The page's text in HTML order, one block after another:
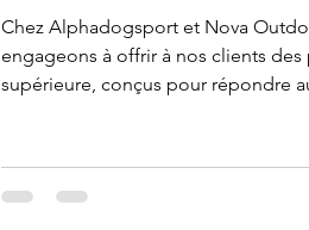
Chez Alphadogsport et Nova
engageons à offrir à nos clients
supérieure, conçus pour répondre